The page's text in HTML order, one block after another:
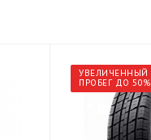
УВЕЛИЧЕННЫЙ
ПРОБЕГ ДО 50%